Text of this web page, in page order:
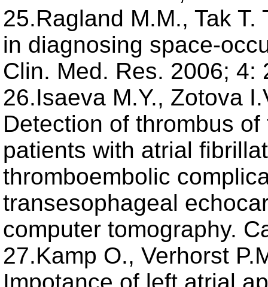
25.Ragland M.M., Tak
in diagnosing space-
Clin. Med. Res. 2006; 4:
26.Isaeva M.Y., Zotova
Detection of thrombus
patients with atrial
thromboembolic
transesophageal
computer tomography.
27.Kamp O., Verhorst